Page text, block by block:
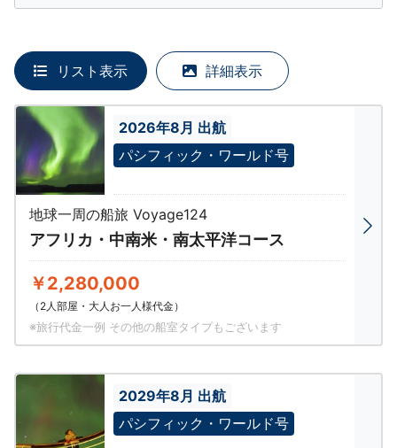
リスト表示 詳細表示
2026年8月 出航
パシフィック・ワールド号
地球一周の船旅 Voyage124
アフリカ・中南米・南太平洋コース
￥2,280,000
（2人部屋・大人お一人様代金）
※旅行代金一例 その他の船室タイプもございます
2029年8月 出航
パシフィック・ワールド号